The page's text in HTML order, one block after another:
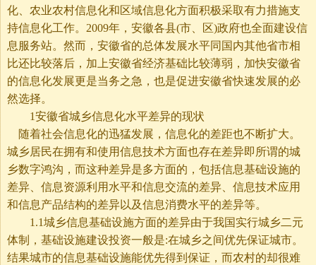
化、农业农村信息化和区域信息化方面积极采取有力措施支
持信息化工作。2009年，安徽各县(市、区)政府也全面建设信
息服务站。然而，安徽省的总体发展水平同国内其他省市相
比还比较落后，加上安徽省经济基础比较薄弱，加快安徽省
的信息化发展更是当务之急，也是促进安徽省快速发展的必
然选择。
1安徽省城乡信息化水平差异的现状
随着社会信息化的迅猛发展，信息化的差距也不断扩大。
城乡居民在拥有和使用信息技术方面也存在差异即所谓的城
乡数字鸿沟，而这种差异是多方面的，包括信息基础设施的
差异、信息资源利用水平和信息交流的差异、信息技术应用
和信息产品结构的差异以及信息消费水平的差异等。
1.1城乡信息基础设施方面的差异由于我国实行城乡二元
体制，基础设施建设投资一般是:在城乡之间优先保证城市。
结果城市的信息基础设施能优先得到保证，而农村的却很难